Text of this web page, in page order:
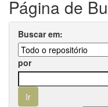
Página de
Buscar em:
por